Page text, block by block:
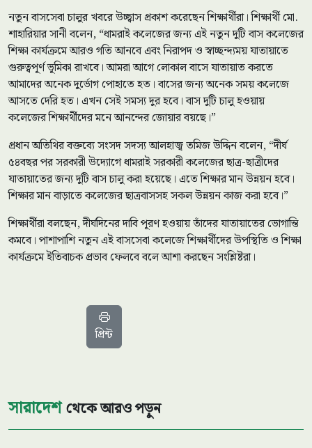
নতুন বাসসেবা চালুর খবরে উচ্ছ্বাস প্রকাশ করেছেন শিক্ষার্থীরা। শিক্ষার্থী মো.
শাহারিয়ার সানী বলেন, “ধামরাই কলেজের জন্য এই নতুন দুটি বাস কলেজের
শিক্ষা কার্যক্রমে আরও গতি আনবে এবং নিরাপদ ও স্বাচ্ছন্দ্যময় যাতায়াতে
গুরুত্বপূর্ণ ভূমিকা রাখবে। আমরা আগে লোকাল বাসে যাতায়াত করতে
আমাদের অনেক দুর্ভোগ পোহাতে হত। বাসের জন্য অনেক সময় কলেজে
আসতে দেরি হত। এখন সেই সমস্য দুর হবে। বাস দুটি চালু হওয়ায়
কলেজের শিক্ষার্থীদের মনে আনন্দের জোয়ার বয়ছে।”
প্রধান অতিথির বক্তব্যে সংসদ সদস্য আলহাজ্ব তমিজ উদ্দিন বলেন, “দীর্ঘ
৫৪বছর পর সরকারী উদ্যােগে ধামরাই সরকারী কলেজের ছাত্র-ছাত্রীদের
যাতায়াতের জন্য দুটি বাস চালু করা হয়েছে। এতে শিক্ষার মান উন্নয়ন হবে।
শিক্ষার মান বাড়াতে কলেজের ছাত্রবাসসহ সকল উন্নয়ন কাজ করা হবে।”
শিক্ষার্থীরা বলছেন, দীর্ঘদিনের দাবি পূরণ হওয়ায় তাঁদের যাতায়াতের ভোগান্তি
কমবে। পাশাপাশি নতুন এই বাসসেবা কলেজে শিক্ষার্থীদের উপস্থিতি ও শিক্ষা
কার্যক্রমে ইতিবাচক প্রভাব ফেলবে বলে আশা করছেন সংশ্লিষ্টরা।
প্রিন্ট
সারাদেশথেকে আরও পড়ুন